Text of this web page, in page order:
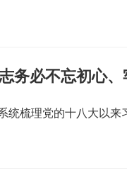
务必不忘初心
统梳理党的十八大以来